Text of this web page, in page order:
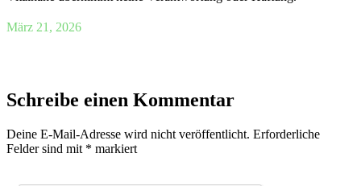
März 21, 2026
Schreibe einen Kommentar
Deine E-Mail-Adresse wird nicht veröffentlicht. Erforderliche
Felder sind mit * markiert